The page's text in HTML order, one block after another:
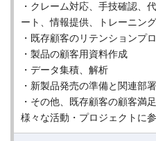
・クレーム対応、手技確認、
ート、情報提供、トレーニン
・既存顧客のリテンションプ
・製品の顧客用資料作成
・データ集積、解析
・新製品発売の準備と関連部
・その他、既存顧客の顧客満
様々な活動・プロジェクトに